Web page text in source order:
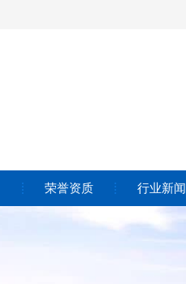
荣誉资质 行业新闻